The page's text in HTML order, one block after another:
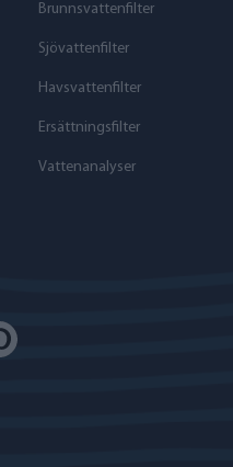
Brunnsvattenfilter
Sjövattenfilter
Havs­vattenfilter
Ersättningsfilter
Vattenanalyser